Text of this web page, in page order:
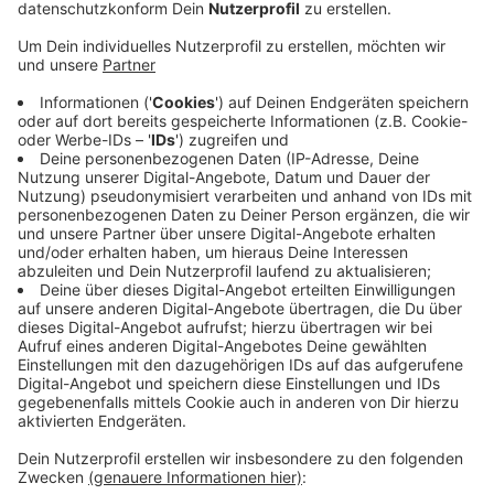
musste die L101 zwischen Stumpf und
Kreckersweg voll gesperrt werden. Hier droht ein
Baum auf die Straße zu stürzen.
Veröffentlicht:Mittwoch, 26.08.2020 06:26
Anzeige
Die Feuerwehr appelliert nochmals an alle lose
Gegenstände im Garten und auf dem Balkon zu sichern.
In den kommenden Stunden bringt Tief Kirsten
kräftige Sturmböen von um die 90 km/h. Die Bäume
tragen im Moment viel Laub und deshalb ist die Gefahr
vor umstürzenden Bäumen und herabfallenden Ästen
nochmal erhöht.
Anzeige